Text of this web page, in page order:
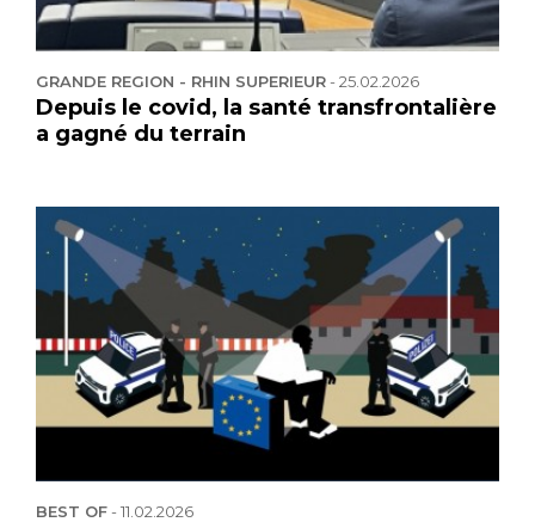
GRANDE REGION - RHIN SUPERIEUR-25.02.2026
Depuis le covid, la santé transfrontalière
a gagné du terrain
BEST OF-11.02.2026